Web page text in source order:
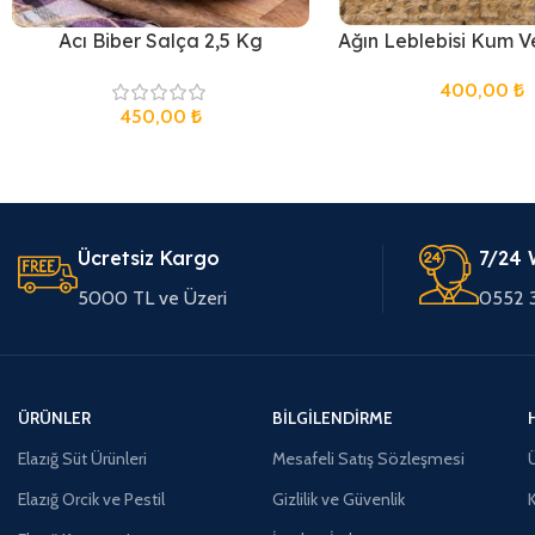
Acı Biber Salça 2,5 Kg
450,00 ₺
Ağın Leblebisi Kum
400,00 ₺
Ücretsiz Kargo
5000 TL ve Üzeri
7/24
0552
ÜRÜNLER
Elazığ Süt Ürünleri
Elazığ Orcik ve Pestil
BILGILENDIRME
Mesafeli Satış Sözleşmesi
Gizlilik ve Güvenlik